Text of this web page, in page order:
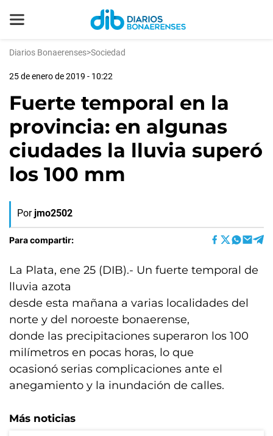
Diarios Bonaerenses>Sociedad
25 de enero de 2019 - 10:22
Fuerte temporal en la
provincia: en algunas
ciudades la lluvia superó
los 100 mm
Por jmo2502
Para compartir:
La Plata, ene 25 (DIB).- Un fuerte temporal de
lluvia azota
desde esta mañana a varias localidades del
norte y del noroeste bonaerense,
donde las precipitaciones superaron los 100
milímetros en pocas horas, lo que
ocasionó serias complicaciones ante el
anegamiento y la inundación de calles.
Más noticias